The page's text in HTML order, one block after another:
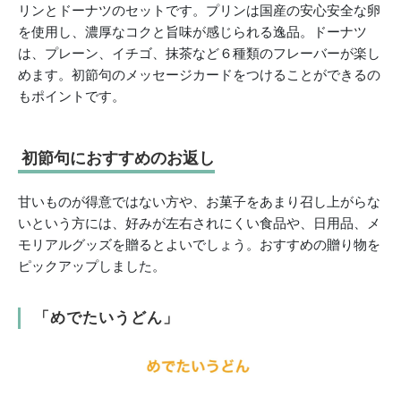
リンとドーナツのセットです。プリンは国産の安心安全な卵
を使用し、濃厚なコクと旨味が感じられる逸品。ドーナツ
は、プレーン、イチゴ、抹茶など６種類のフレーバーが楽し
めます。初節句のメッセージカードをつけることができるの
もポイントです。
初節句におすすめのお返し
甘いものが得意ではない方や、お菓子をあまり召し上がらな
いという方には、好みが左右されにくい食品や、日用品、メ
モリアルグッズを贈るとよいでしょう。おすすめの贈り物を
ピックアップしました。
「めでたいうどん」